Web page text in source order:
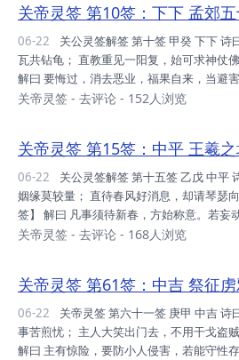
进。 升迁：必有之也，后调吾身，护己身
之缘，先友后婚，其理明之，审慎行之。
早日请益，必可中欤。 健康：小疾而已，
意。 远行：逢动荡...
关帝灵签 第10签：下下 孟郊
06-22
瓦共钻龟； 直教重见一阳复，始可求神仗
解曰 要悔过，消去恶业，福果自来，当避
财利，表示无利可图，宜守旧，莫贪求。
先，门楣为先。 财利：压之错之，时也命
事业：认此业可，行之不佳，时之不允，不
凡事躬亲，导致身虚，多调适之。 姻缘：
之，招来惨祸。 考试...
关帝灵签 - 去评论 - 152人浏览
关帝灵签 第15签：中平 王羲
06-22
姻缘莫较量； 直待春风好消息，却请琴瑟
签】 解曰 凡事须待新春，方始称意。若妄
心愿。 问功名，不成。 问财利，不就。 问
宜勉强。 事业：目下互约，财气则通，生
可得之年，惟宜自保，身心两健，方得平安
缘，即叵较量，待时见之。 考试：铁宜久
奋勉之。 健康：东...
关帝灵签 - 去评论 - 168人浏览
关帝灵签 第61签：中吉 祭征
06-22
事苦煎忧； 主人大笑出门去，不用干戈盗
解曰 主有惊险，要防小人侵害，若能守性